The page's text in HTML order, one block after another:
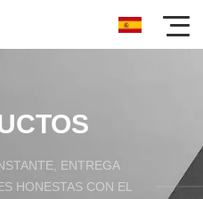
ENTREGA
HONESTAS CON EL